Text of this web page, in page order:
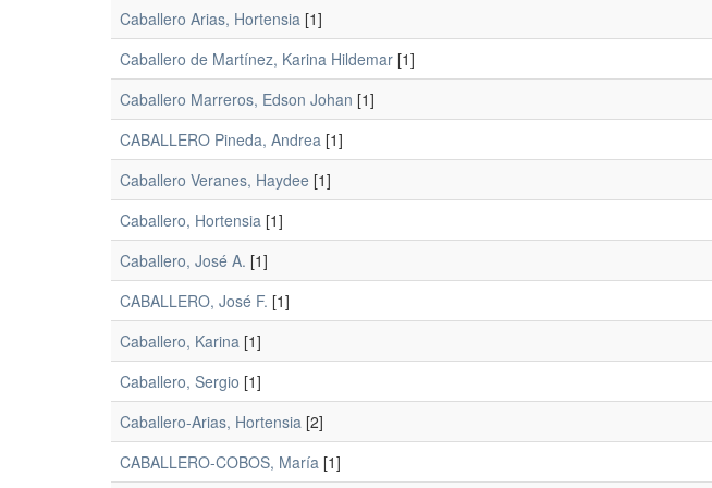
Caballero Arias, Hortensia [1]
Caballero de Martínez, Karina Hildemar [1]
Caballero Marreros, Edson Johan [1]
CABALLERO Pineda, Andrea [1]
Caballero Veranes, Haydee [1]
Caballero, Hortensia [1]
Caballero, José A. [1]
CABALLERO, José F. [1]
Caballero, Karina [1]
Caballero, Sergio [1]
Caballero-Arias, Hortensia [2]
CABALLERO-COBOS, María [1]